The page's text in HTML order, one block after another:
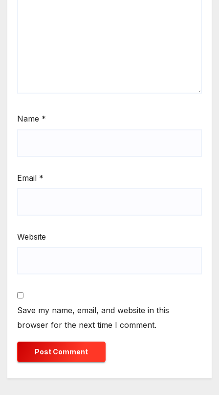
Name *
Email *
Website
Save my name, email, and website in this
browser for the next time I comment.